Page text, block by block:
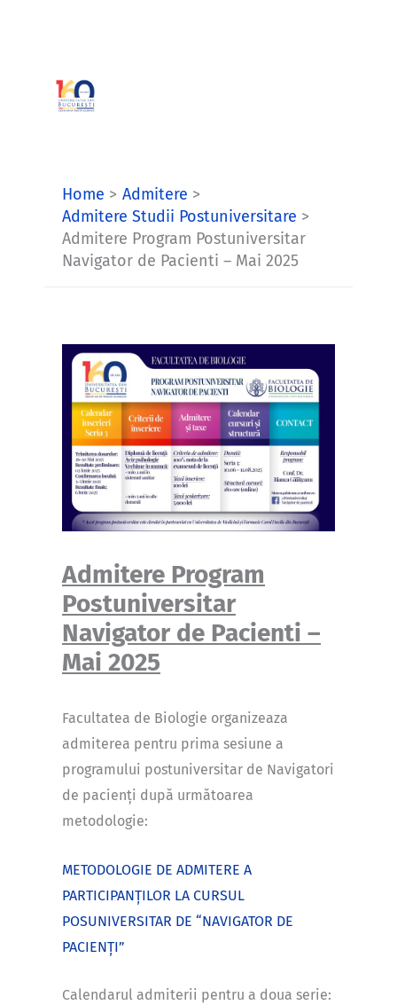
Home
Admitere
Admitere Studii Postuniversitare
Admitere Program Postuniversitar
Navigator de Pacienti – Mai 2025
Admitere Program
Postuniversitar
Navigator de Pacienti –
Mai 2025
Facultatea de Biologie organizeaza
admiterea pentru prima sesiune a
programului postuniversitar de Navigatori
de pacienți după următoarea
metodologie:
METODOLOGIE DE ADMITERE A
PARTICIPANȚILOR LA CURSUL
POSUNIVERSITAR DE “NAVIGATOR DE
PACIENȚI”
Calendarul admiterii pentru a doua serie: